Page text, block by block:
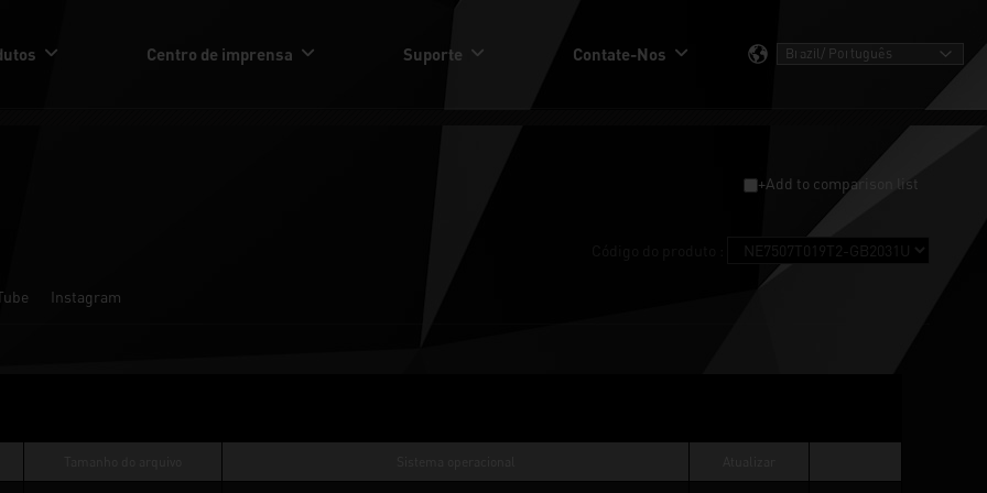
Centro de imprensa Suporte Contate-Nos
+Add to comparison list
Instagram